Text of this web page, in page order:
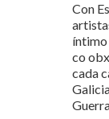
Con
íntimo
co
cada